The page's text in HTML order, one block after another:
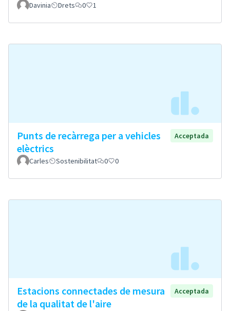
Davinia Drets 0 1
Punts de recàrrega per a vehicles
elèctrics
Acceptada
Carles Sostenibilitat 0 0
Estacions connectades de mesura
de la qualitat de l'aire
Acceptada